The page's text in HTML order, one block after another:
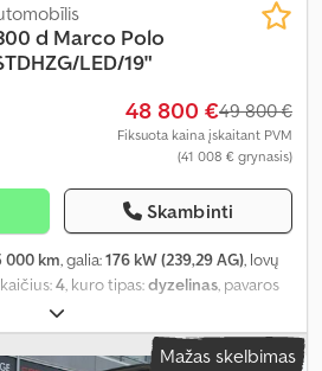
d Marco Polo
LED/19"
48 800 €49 800 €
Fiksuota kaina įskaitant PVM
(41 008 € grynasis)
Skambinti
000 km, galia:176 kW (239,29 AG), lovų
4, kuro tipas:dyzelinas, pavaros
, pirmoji registracija:
kitas, vairuotojo kabina:kitas, kuras:
šildytuvas, bortoMažas skelbimas